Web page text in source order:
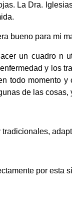
La Dra.
bueno para mi
un cuadro n
y los
todo momento
de las
por esta